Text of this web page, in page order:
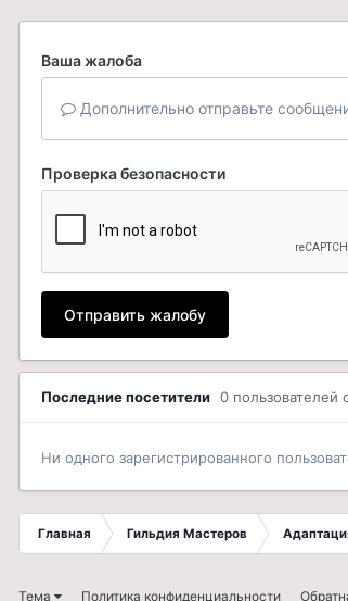
Ваша жалоба
Дополнительно отправьте
Проверка безопасности
Отправить жалобу
Последние посетители 0 пользователей
Ни одного зарегистрированного
Главная Гильдия Мастеров
Тема Политика конфиденциальности